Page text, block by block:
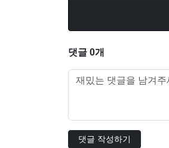
댓글 0개
댓글 작성하기